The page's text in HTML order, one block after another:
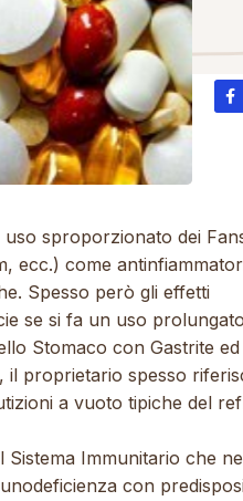
uso sproporzionato dei
ecc.) come
Spesso però gli effetti
se si fa un uso
Stomaco con Gastrite ed
il proprietario spesso
a vuoto tipiche del
Immunitario che
con